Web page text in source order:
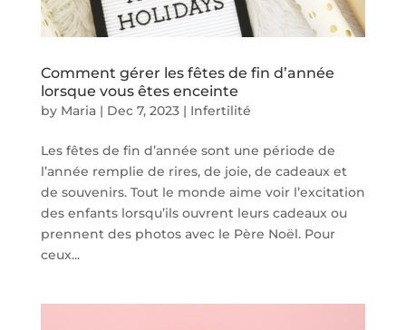
Comment gérer les fêtes de fin d’année
lorsque vous êtes enceinte
by Maria| Dec 7, 2023| Infertilité
Les fêtes de fin d’année sont une période de
l’année remplie de rires, de joie, de cadeaux et
de souvenirs. Tout le monde aime voir l’excitation
des enfants lorsqu’ils ouvrent leurs cadeaux ou
prennent des photos avec le Père Noël. Pour
ceux...